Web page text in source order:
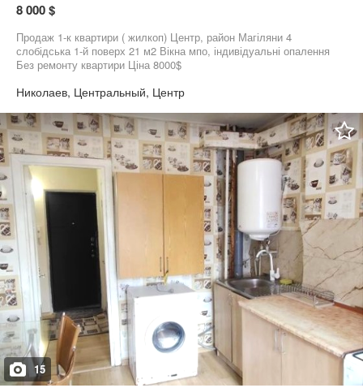
8 000 $
Продаж 1-к квартири ( жилкоп) Центр, район Магіляни 4
слобідська 1-й поверх 21 м2 Вікна мпо, індивідуальні опалення
Без ремонту квартири Ціна 8000$
Николаев, Центральный, Центр
15